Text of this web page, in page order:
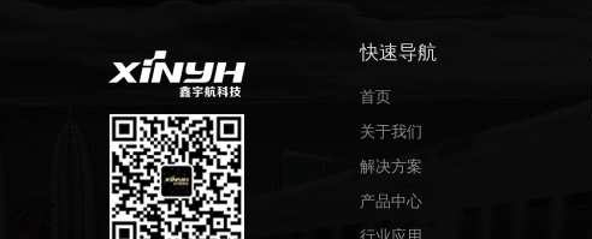
快速导航
首页
关于我们
解决方案
产品中心